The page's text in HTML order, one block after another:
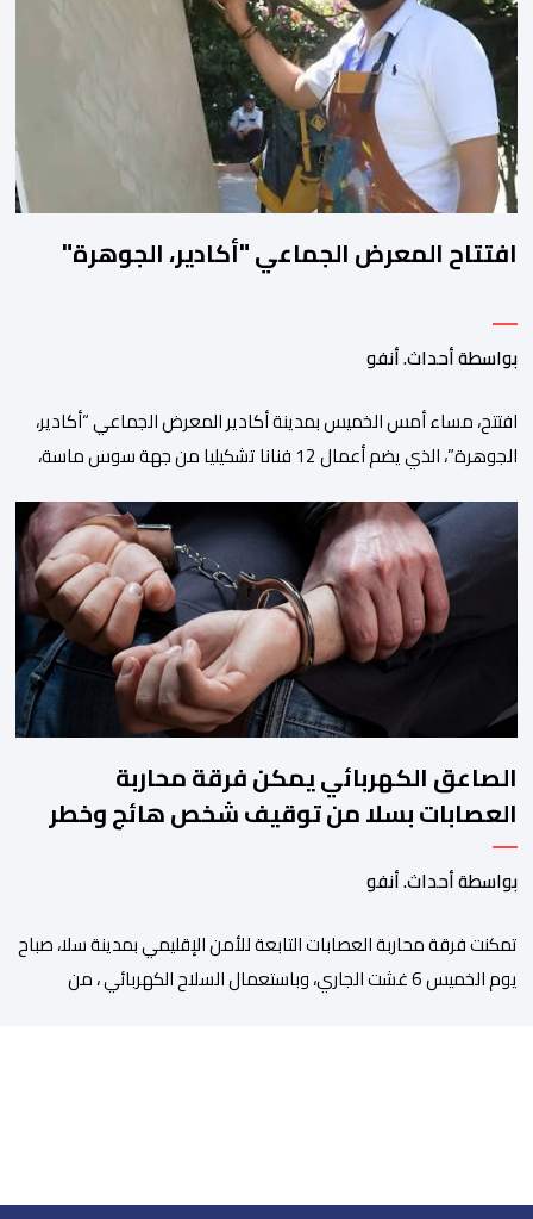
هذا التوقف المؤقت يأتي في إطار الأشغال الخاصة بتهيئة مشروع الخط
الكبيير للقطار فائق […]
افتتاح المعرض الجماعي "أكادير، الجوهرة"
بواسطة أحداث. أنفو
افتتح، مساء أمس الخميس بمدينة أكادير المعرض الجماعي “أكادير،
الجوهرة”، الذي يضم أعمال 12 فنانا تشكيليا من جهة سوس ماسة،
لـ”فضاء إكسبو أكادير” الجديد، الذي يطمح إلى أن يصبح فضاء دائما
مخصصا للتعريف بإبداعات ومواهب الجهة وخارجها. ويجمع معرض
“أكادير، الجوهرة”، الذي تنظمه مؤسسة […]
الصاعق الكهربائي يمكن فرقة محاربة
العصابات بسلا من توقيف شخص هائج وخطر
بواسطة أحداث. أنفو
تمكنت فرقة محاربة العصابات التابعة للأمن الإقليمي بمدينة سلا، صباح
يوم الخميس 6 غشت الجاري، وباستعمال السلاح الكهربائي ، من